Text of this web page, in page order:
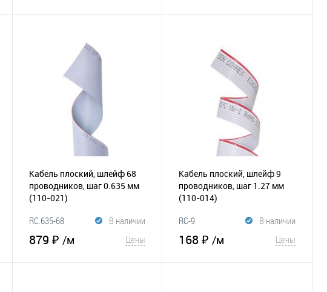
В избранное В избранное
сравнению
Кабель плоский, шлейф 68
проводников, шаг 0.635 мм
(110-021)
В наличии
RC.635-68
879 ₽ /м Цены
Кабель плоский, шлейф 9
проводников, шаг 1.27 мм
(110-014)
В наличии
RC-9
168 ₽/м Цены